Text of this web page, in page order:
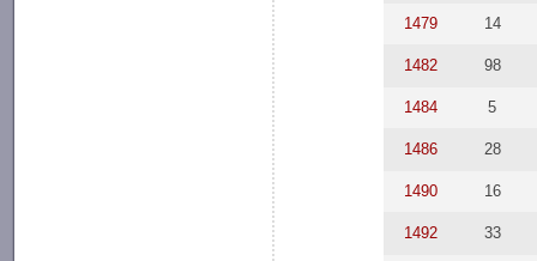
1479 14
1482 98
1484 5
1486 28
1490 16
1492 33